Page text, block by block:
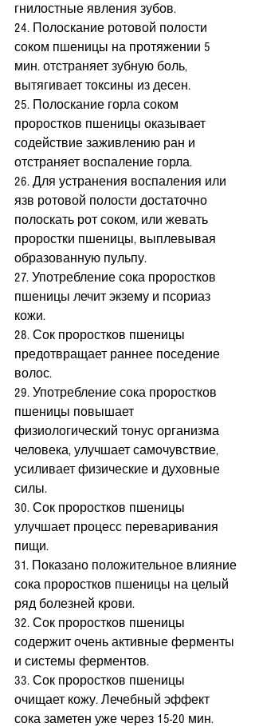
гнилостные явления зубов.
24. Полоскание ротовой полости
соком пшеницы на протяжении 5
мин. отстраняет зубную боль,
вытягивает токсины из десен.
25. Полоскание горла соком
проростков пшеницы оказывает
содействие заживлению ран и
отстраняет воспаление горла.
26. Для устранения воспаления или
язв ротовой полости достаточно
полоскать рот соком, или жевать
проростки пшеницы, выплевывая
образованную пульпу.
27. Употребление сока проростков
пшеницы лечит экзему и псориаз
кожи.
28. Сок проростков пшеницы
предотвращает раннее поседение
волос.
29. Употребление сока проростков
пшеницы повышает
физиологический тонус организма
человека, улучшает самочувствие,
усиливает физические и духовные
силы.
30. Сок проростков пшеницы
улучшает процесс переваривания
пищи.
31. Показано положительное влияние
сока проростков пшеницы на целый
ряд болезней крови.
32. Сок проростков пшеницы
содержит очень активные ферменты
и системы ферментов.
33. Сок проростков пшеницы
очищает кожу. Лечебный эффект
сока заметен уже через 15-20 мин.